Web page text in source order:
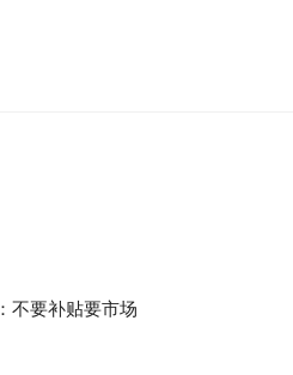
不要补贴要市场